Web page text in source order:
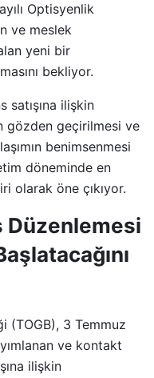
Optisyenlik
ve meslek
yeni bir
bekliyor.
ilişkin
gözden geçirilmesi ve
benimsenmesi
döneminde en
olarak öne çıkıyor.
Düzenlemesi
(TOGB), 3 Temmuz
ve kontakt
ilişkin